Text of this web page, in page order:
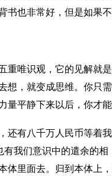
也非常好，但是如果
重唯识观，它的见解就
想，就变成思维。你只
平静下来以后，你才能
还有八千万人民币等
有我们意识中的遣余的
里面去。归到本体上